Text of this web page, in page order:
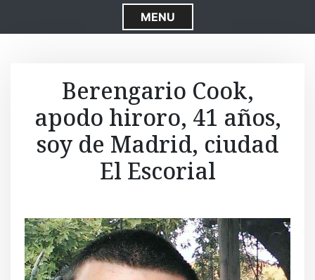
S
k
o
o
n
e
MENU
Berengario Cook,
apodo hiroro, 41 años,
soy de Madrid, ciudad
El Escorial